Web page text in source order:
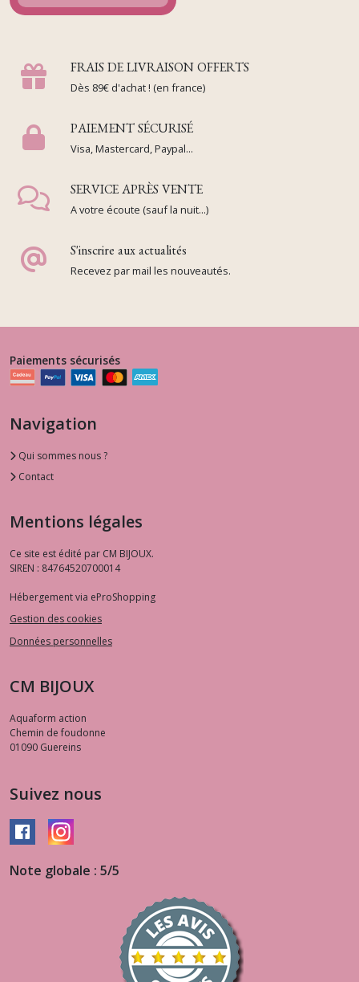
FRAIS DE LIVRAISON OFFERTS
Dès 89€ d'achat ! (en france)
PAIEMENT SÉCURISÉ
Visa, Mastercard, Paypal...
SERVICE APRÈS VENTE
A votre écoute (sauf la nuit...)
S'inscrire aux actualités
Recevez par mail les nouveautés.
Paiements sécurisés
Navigation
Qui sommes nous ?
Contact
Mentions légales
Ce site est édité par CM BIJOUX.
SIREN : 84764520700014
Hébergement via eProShopping
Gestion des cookies
Données personnelles
CM BIJOUX
Aquaform action
Chemin de foudonne
01090 Guereins
Suivez nous
Note globale : 5/5